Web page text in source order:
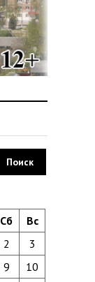
Сб Вс
2
3
9
10